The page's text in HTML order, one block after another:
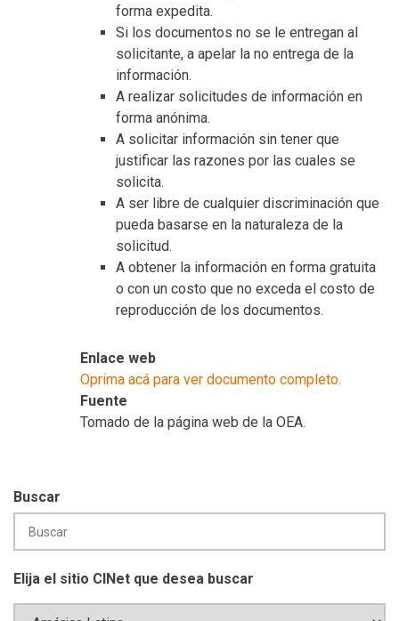
forma expedita.
Si los documentos no se le entregan al
solicitante, a apelar la no entrega de la
información.
A realizar solicitudes de información en
forma anónima.
A solicitar información sin tener que
justificar las razones por las cuales se
solicita.
A ser libre de cualquier discriminación que
pueda basarse en la naturaleza de la
solicitud.
A obtener la información en forma gratuita
o con un costo que no exceda el costo de
reproducción de los documentos.
Enlace web
Oprima acá para ver documento completo.
Fuente
Tomado de la página web de la OEA.
Buscar
Elija el sitio CINet que desea buscar